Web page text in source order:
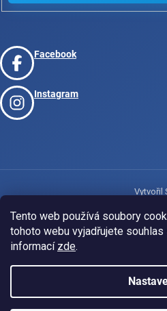
Tento web používá soubory
tohoto webu vyjadřujete souhlas
informací zde.
Facebook
Instagram
Vytvořil
Copyright 2026www.josport.cz.